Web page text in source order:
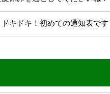
キドキ！初めての通知表です